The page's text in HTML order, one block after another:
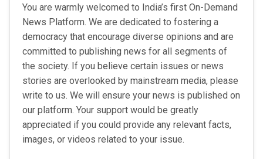
You are warmly welcomed to India’s first On-Demand
News Platform. We are dedicated to fostering a
democracy that encourage diverse opinions and are
committed to publishing news for all segments of
the society. If you believe certain issues or news
stories are overlooked by mainstream media, please
write to us. We will ensure your news is published on
our platform. Your support would be greatly
appreciated if you could provide any relevant facts,
images, or videos related to your issue.